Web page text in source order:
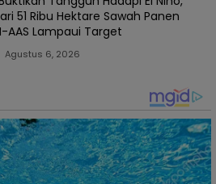
51 Ribu Hektare Sawah Panen
AAS Lampaui Target
Agustus 6, 2026